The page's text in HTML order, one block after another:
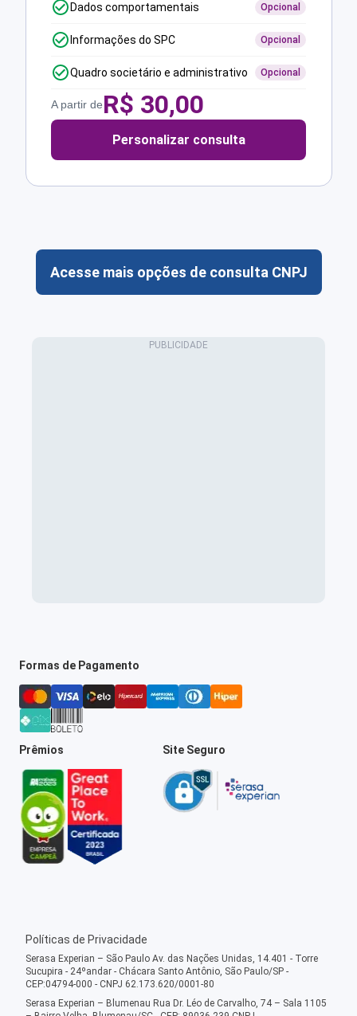
Dados comportamentais Opcional
Informações do SPC Opcional
Quadro societário e administrativo Opcional
A partir deR$ 30,00
Personalizar consulta
Acesse mais opções de consulta CNPJ
Formas de Pagamento
Prêmios Site Seguro
Políticas de Privacidade
Serasa Experian – São Paulo Av. das Nações Unidas, 14.401 - Torre
Sucupira - 24ºandar - Chácara Santo Antônio, São Paulo/SP -
CEP:04794-000 - CNPJ 62.173.620/0001-80
Serasa Experian – Blumenau Rua Dr. Léo de Carvalho, 74 – Sala 1105